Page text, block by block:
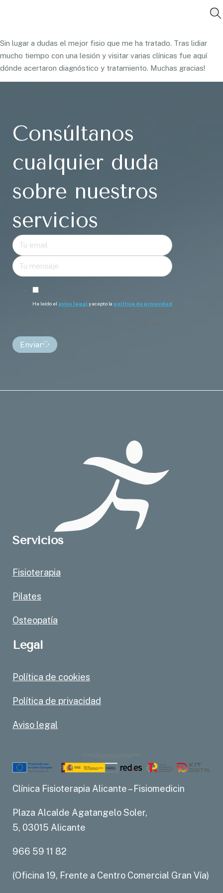
Sin lugar a dudas el mejor fisio que me ha tratado. Tras lidiar
mucho tiempo con una lesión y visitar varias clínicas fue aquí
dónde acertaron diagnóstico y tratamiento. Muchas gracias!
Consúltanos
cualquier duda
sobre nuestros
servicios
He leído el aviso legal y acepto la política de privacidad
Enviar
Servicios
Fisioterapia
Pilates
Osteopatía
Legal
Política de cookies
Política de privacidad
Aviso legal
Clínica Fisioterapia Alicante – Fisiomedicin
Plaza Alcalde Agatangelo Soler,
5, 03015 Alicante
966 59 11 82
(Oficina 19, Frente a Centro Comercial Gran Vía)